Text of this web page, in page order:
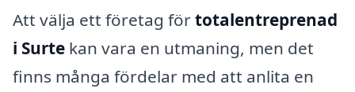
Att välja ett företag förtotalentreprenad
i Surte kan vara en utmaning, men det
finns många fördelar med att anlita en